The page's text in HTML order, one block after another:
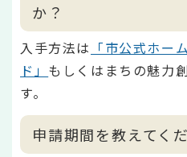
か？
入手方法は 「市公式ホー
ド」 もしくはまちの魅力
す。
申請期間を教えてく